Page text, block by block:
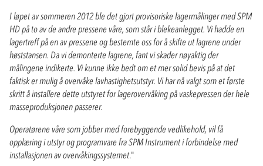
I løpet av sommeren 2012 ble det gjort provisoriske lagermålinger med SPM
HD på to av de andre pressene våre, som står i blekeanlegget. Vi hadde en
lagertreff på en av pressene og bestemte oss for å skifte ut lagrene under
høststansen. Da vi demonterte lagrene, fant vi skader nøyaktig der
målingene indikerte. Vi kunne ikke bedt om et mer solid bevis på at det
faktisk er mulig å overvåke lavhastighetsutstyr. Vi har nå valgt som et første
skritt å installere dette utstyret for lagerovervåking på vaskepressen der hele
masseproduksjonen passerer.
Operatørene våre som jobber med forebyggende vedlikehold, vil få
opplæring i utstyr og programvare fra SPM Instrument i forbindelse med
installasjonen av overvåkingssystemet."